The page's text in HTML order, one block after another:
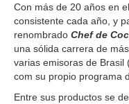
Con más de 20 años en
consistente cada año, y
renombrado Chef de
una sólida carrera de
varias emisoras de Brasil
com su propio programa
Entre sus productos se